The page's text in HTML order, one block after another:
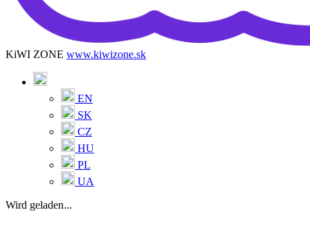
KiWI ZONE www.kiwizone.sk
EN
SK
CZ
HU
PL
UA
Wird geladen...